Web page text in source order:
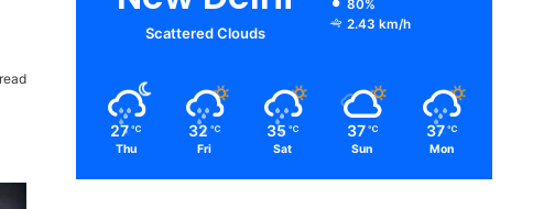
Scattered Clouds
80%
2.43 km/h
27 ℃
Thu
32 ℃
Fri
35 ℃
Sat
37 ℃
Sun
37 ℃
Mon